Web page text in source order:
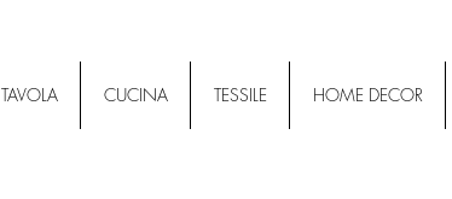
TAVOLA CUCINA TESSILE HOME DECOR